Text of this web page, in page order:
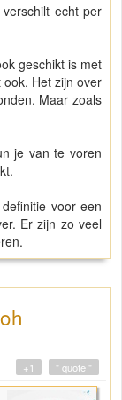
echt per
geschikt is met
Het zijn over
Maar zoals
je van te voren
voor een
Er zijn zo veel
" quote "
+1